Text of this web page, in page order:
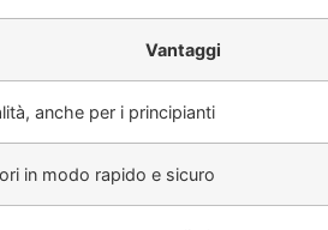
Vantaggi
anche per i principianti
in modo rapido e sicuro